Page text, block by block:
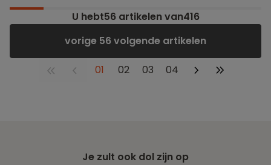
U hebt56artikelen van416
vorige 56 volgende artikelen
01 02 03 04
Je zult ook dol zijn op